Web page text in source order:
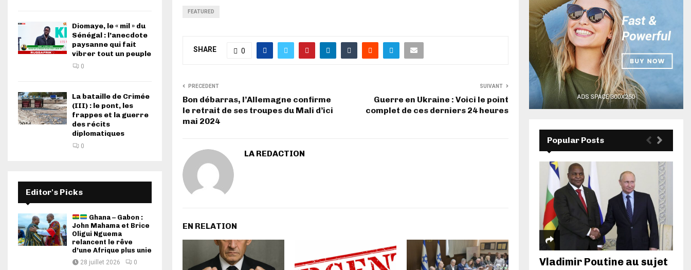
FEATURED
SHARE 0
PRECEDENT
Bon débarras, l’Allemagne confirme
le retrait de ses troupes du Mali d’ici
mai 2024
SUIVANT
Guerre en Ukraine : Voici le point
complet de ces derniers 24 heures
LA REDACTION
EN RELATION
Diomaye, le « mil » du
Sénégal : l’anecdote
paysanne qui fait
vibrer tout un peuple
0
La bataille de Crimée
(III) : le pont, les
frappes et la guerre
des récits
diplomatiques
0
Editor's Picks
Ghana – Gabon :
John Mahama et Brice
Oligui Nguema
relancent le rêve
d’une Afrique plus unie
28 juillet 2026 0
Popular Posts
Vladimir Poutine au sujet